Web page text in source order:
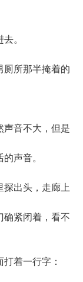
。
所那半掩着的
音不大，但是
声音。
出头，走廊上
确紧闭着，看不
着一行字：